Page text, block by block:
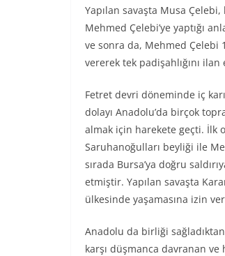
Yapılan savaşta Musa
Mehmed Çelebi’ye yaptığı
ve sonra da, Mehmed Çelebi
vererek tek padişahlığını
Fetret devri döneminde iç
dolayı Anadolu’da birçok
almak için harekete geçti. İlk
Saruhanoğulları beyliği ile
sırada Bursa’ya doğru
etmiştir. Yapılan savaşta
ülkesinde yaşamasına izin
Anadolu da birliği
karşı düşmanca davranan